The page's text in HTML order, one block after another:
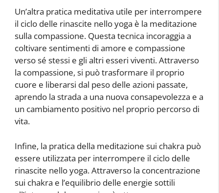
Un’altra pratica meditativa utile per interrompere
il ciclo delle rinascite nello yoga è la meditazione
sulla compassione. Questa tecnica incoraggia a
coltivare sentimenti di amore e compassione
verso sé stessi e gli altri esseri viventi. Attraverso
la compassione, si può trasformare il proprio
cuore e liberarsi dal peso delle azioni passate,
aprendo la strada a una nuova consapevolezza e a
un cambiamento positivo nel proprio percorso di
vita.
Infine, la pratica della meditazione sui chakra può
essere utilizzata per interrompere il ciclo delle
rinascite nello yoga. Attraverso la concentrazione
sui chakra e l’equilibrio delle energie sottili